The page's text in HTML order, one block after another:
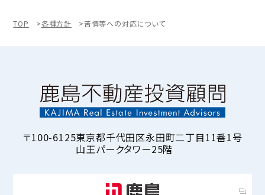
TOP 各種方針 苦情等への対応について
〒100-6125東京都千代田区永田町二丁目11番1号
山王パークタワー25階